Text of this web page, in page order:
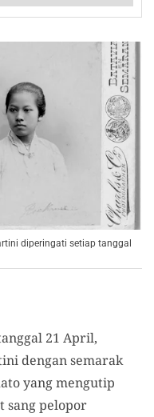
diperingati setiap tanggal
21 April,
dengan semarak
yang mengutip
sang pelopor